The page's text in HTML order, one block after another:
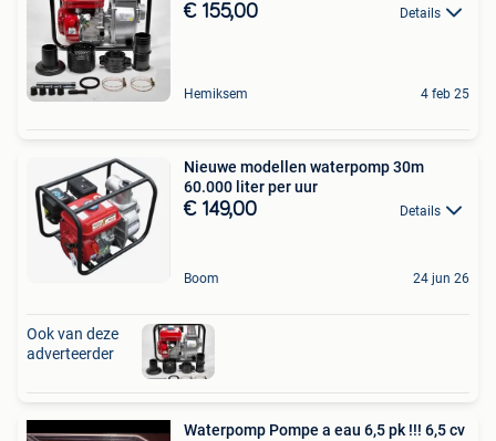
€ 155,00 Details
Hemiksem 4 feb 25
Nieuwe modellen waterpomp 30m
60.000 liter per uur
€ 149,00 Details
Boom 24 jun 26
Ook van deze
adverteerder
Waterpomp Pompe a eau 6,5 pk !!! 6,5 cv